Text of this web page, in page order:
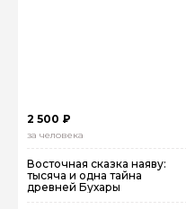
2 500 ₽
за человека
Восточная сказка наяву:
тысяча и одна тайна
древней Бухары